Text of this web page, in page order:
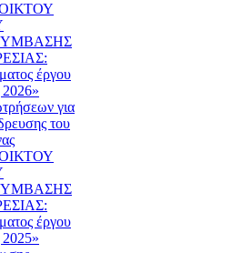
έργου
2026»
για
του
έργου
2025»